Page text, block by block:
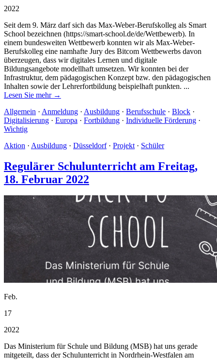
2022
Seit dem 9. März darf sich das Max-Weber-Berufskolleg als Smart
School bezeichnen (https://smart-school.de/de/Wettbewerb). In
einem bundesweiten Wettbewerb konnten wir als Max-Weber-
Berufskolleg eine namhafte Jury des Bitcom Wettbewerbs davon
überzeugen, dass wir digitales Lernen und digitale
Bildungsangebote modellhaft umsetzen. Wir konnten bei der
Infrastruktur, dem pädagogischen Konzept bzw. den pädagogischen
Inhalten sowie der Lehrerfortbildung beispielhaft punkten. ...
Lesen Sie mehr →
Allgemein · Anmeldung · Ausbildung · Berufsschule · Block ·
Digitalisierung · Europa · Fortbildung · Individuelle Förderung ·
Wichtig
Aktion · Ausbildung · Düsseldorf· Projekt · Schüler
Regulärer Schulunterricht am Freitag,
18. Februar 2022
Feb.
17
2022
Das Ministerium für Schule und Bildung (MSB) hat uns gerade
mitgeteilt, dass der Schulunterricht in Nordrhein-Westfalen am